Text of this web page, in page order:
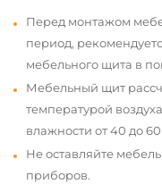
Перед монтажом
период,
мебельного щита в
Мебельный щит
температурой
влажности от 40 до 60
Не оставляйте
приборов.